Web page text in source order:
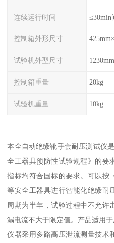
连续运行时间 ≤30min
控制箱外形尺寸
试验机外型尺寸
控制箱重量 20kg
试验机重量 10kg
本全自动绝缘靴手套耐压测试仪
全工器具预防性试验规程》的要
指标均符合国标的要求。可以按
等安全工器具进行智能化绝缘耐
周期为半年，试验过程中不允许
漏电流不大于限定值。产品适用
仪器采用多路高压泄流测量技术